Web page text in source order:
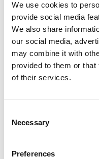
We use cookies to
provide social media
We also share
our social media,
may combine it with
provided to them or
of their services.
Selection
Necessary
Preferences
Templates und
Skalieren
Qualifizierungs
Nachrichten
B.Opt-in,
vonLead-
Für
Fazit